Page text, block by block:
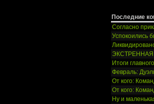
Последние
Согласно
Успокоились
ЭКСТРЕННАЯ
Итоги
Февраль:
От кого:
От кого:
Ну и